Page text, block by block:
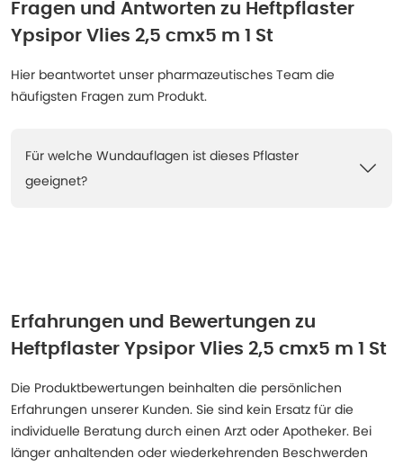
Fragen und Antworten zu Heftpflaster
Ypsipor Vlies 2,5 cmx5 m 1 St
Hier beantwortet unser pharmazeutisches Team die
häufigsten Fragen zum Produkt.
Für welche Wundauflagen ist dieses Pflaster
geeignet?
Erfahrungen und Bewertungen zu
Heftpflaster Ypsipor Vlies 2,5 cmx5 m 1 St
Die Produktbewertungen beinhalten die persönlichen
Erfahrungen unserer Kunden. Sie sind kein Ersatz für die
individuelle Beratung durch einen Arzt oder Apotheker. Bei
länger anhaltenden oder wiederkehrenden Beschwerden